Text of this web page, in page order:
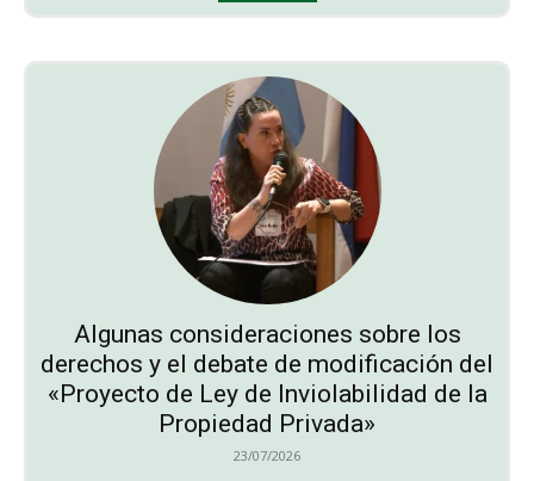
Algunas consideraciones sobre los
derechos y el debate de modificación del
«Proyecto de Ley de Inviolabilidad de la
Propiedad Privada»
23/07/2026